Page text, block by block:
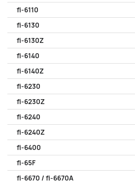
fi-6110
fi-6130
fi-6130Z
fi-6140
fi-6140Z
fi-6230
fi-6230Z
fi-6240
fi-6240Z
fi-6400
fi-65F
fi-6670 / fi-6670A